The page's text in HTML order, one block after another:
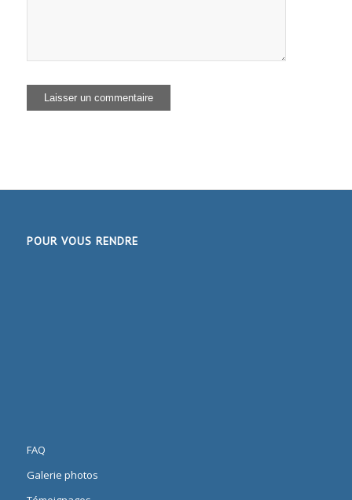
POUR VOUS RENDRE
FAQ
Galerie photos